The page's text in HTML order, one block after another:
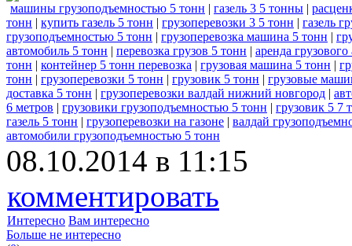
машины грузоподъемностью 5 тонн | газель 3 5 тонны |
тонн | купить газель 5 тонн | грузоперевозки 3 5 тонн | газель
грузоподъемностью 5 тонн | грузоперевозка машина 5 тонн |
автомобиль 5 тонн | перевозка грузов 5 тонн | аренда
тонн | контейнер 5 тонн перевозка | грузовая машина 5 тонн |
тонн | грузоперевозки 5 тонн | грузовик 5 тонн | грузовые
доставка 5 тонн | грузоперевозки валдай нижний новгород |
6 метров | грузовики грузоподъемностью 5 тонн | грузовик 5 7
газель 5 тонн | грузоперевозки на газоне | валдай
автомобили грузоподъемностью 5 тонн
08.10.2014 в 11:15
комментировать
Интересно Вам интересно
Больше не интересно